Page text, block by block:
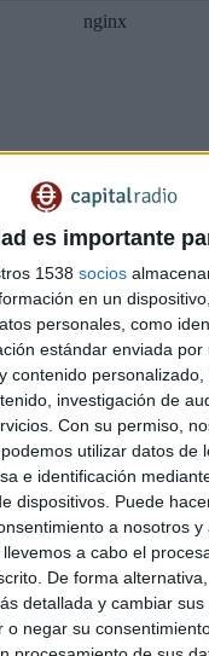
es importante
1538 socios
en un
personales, como
estándar enviada por
contenido
investigación de
Con su permiso,
utilizar datos de
e identificación
dispositivos. Puede
a nosotros y
a cabo el
De forma
detallada y cambiar
o negar su
desde que en la
Europeo (BCE)
"inviable" y que estaba
significativo" de su
adquirir el 100%
un euro, operación
la Comisión Europea
banco presidido por
intervenida por la
su creación hace